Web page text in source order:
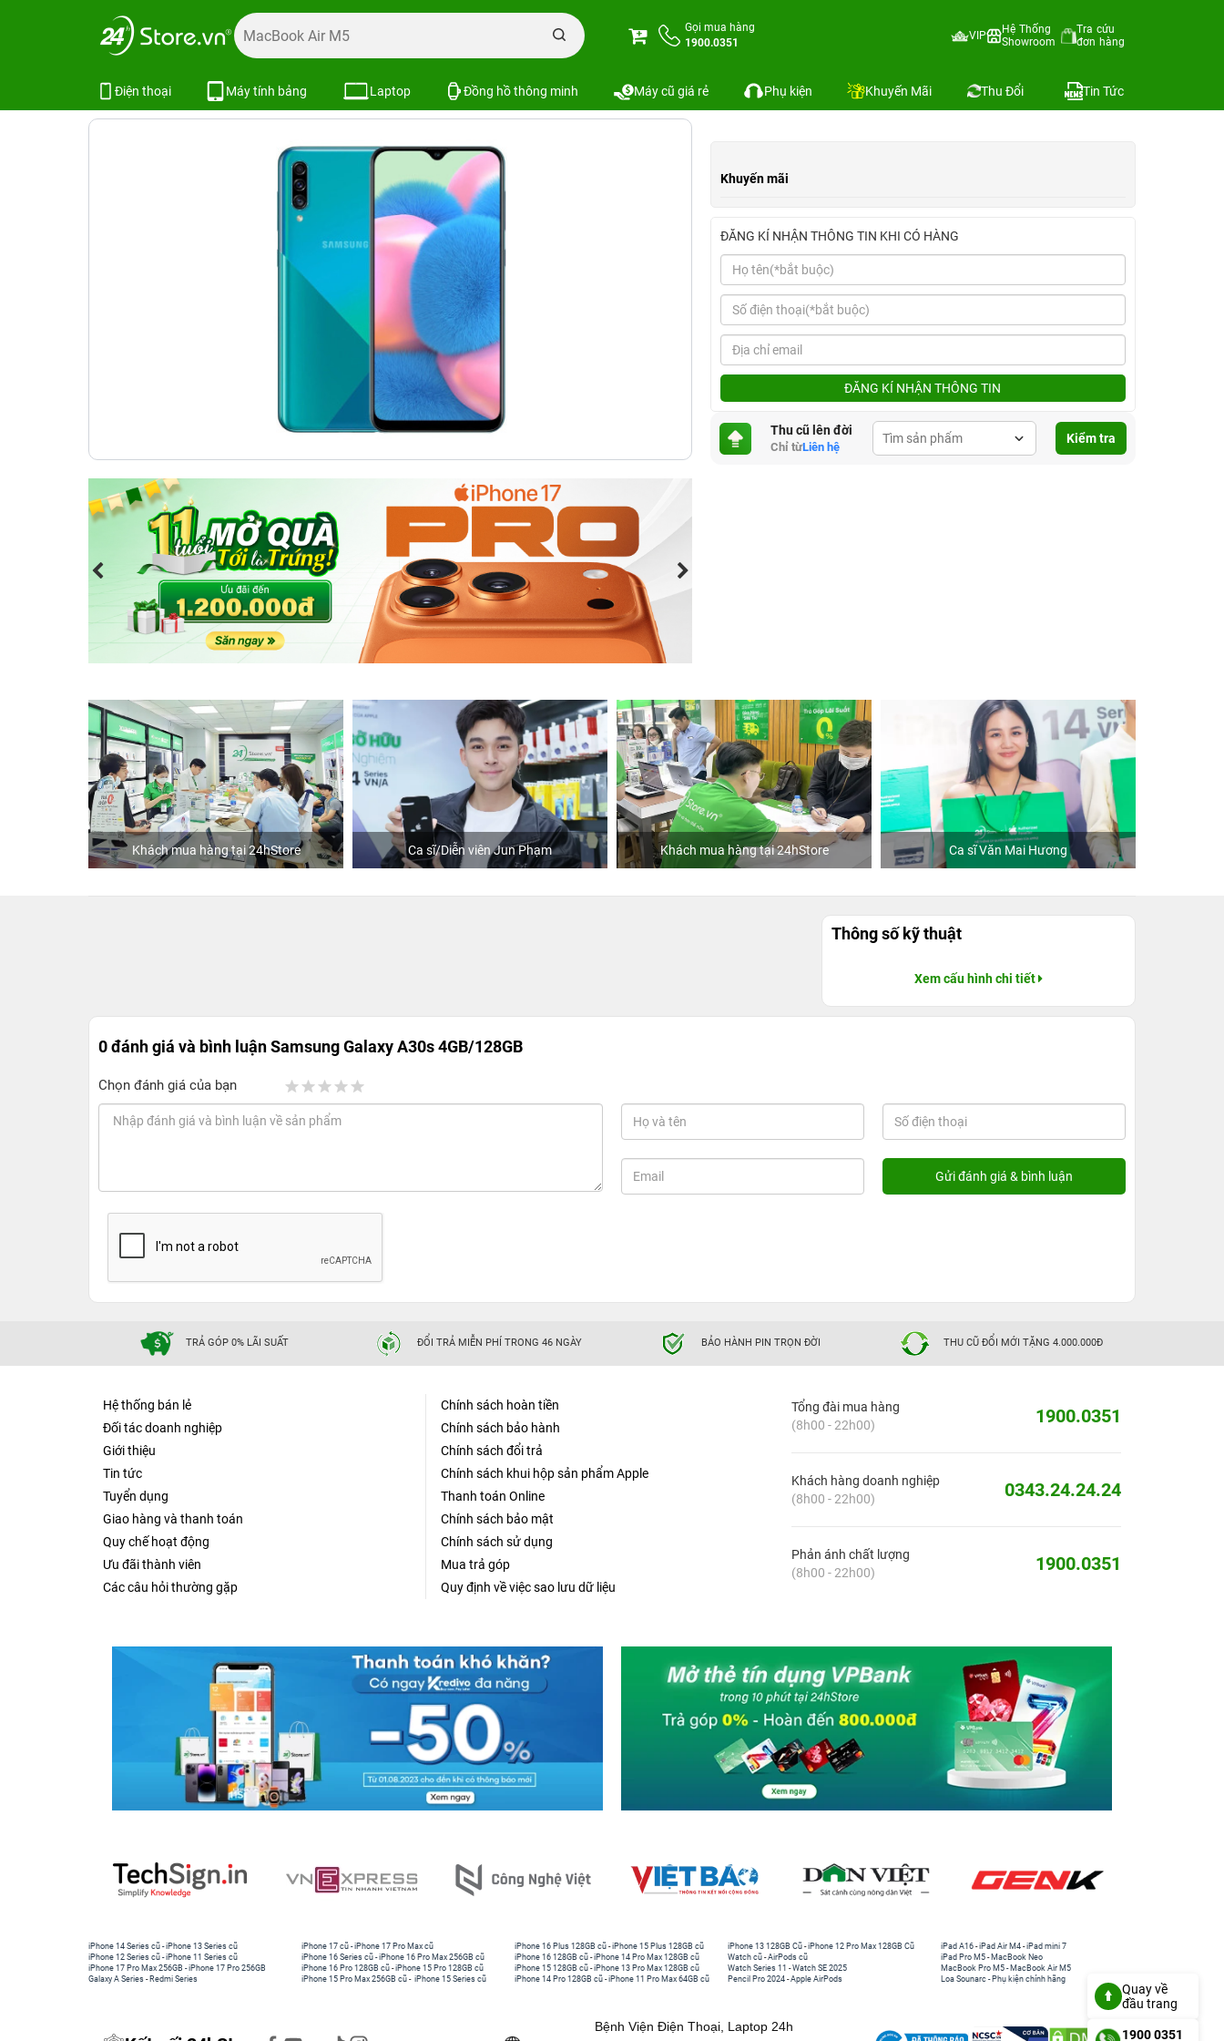
Gọi mua hàng
1900.0351
VIP
Hệ Thống
Showroom
Tra cứu
đơn hàng
Điện thoại Máy tính bảng Laptop Đồng hồ thông minh Máy cũ giá rẻ Phụ kiện Khuyến Mãi Thu Đổi Tin Tức
Trang chủ Samsung
Khuyến mãi
ĐĂNG KÍ NHẬN THÔNG TIN KHI CÓ HÀNG
ĐĂNG KÍ NHẬN THÔNG TIN
Thu cũ lên đời
Chỉ từLiên hệ
Kiểm tra
Khách mua hàng tại 24hStore Ca sĩ/Diễn viên Jun Phạm Khách mua hàng tại 24hStore Ca sĩ Văn Mai Hương
Thông số kỹ thuật
Xem cấu hình chi tiết
0 đánh giá và bình luậnSamsung Galaxy A30s 4GB/128GB
Chọn đánh giá của bạn
TRẢ GÓP 0% LÃI SUẤT ĐỔI TRẢ MIỄN PHÍ TRONG 46 NGÀY BẢO HÀNH PIN TRỌN ĐỜI THU CŨ ĐỔI MỚI TẶNG 4.000.000Đ
Hệ thống bán lẻ
Đối tác doanh nghiệp
Giới thiệu
Tin tức
Tuyển dụng
Giao hàng và thanh toán
Quy chế hoạt động
Ưu đãi thành viên
Các câu hỏi thường gặp
Chính sách hoàn tiền
Chính sách bảo hành
Chính sách đổi trả
Chính sách khui hộp sản phẩm Apple
Thanh toán Online
Chính sách bảo mật
Chính sách sử dụng
Mua trả góp
Quy định về việc sao lưu dữ liệu
Tổng đài mua hàng
(8h00 - 22h00)
1900.0351
Khách hàng doanh nghiệp
(8h00 - 22h00)
0343.24.24.24
Phản ánh chất lượng
(8h00 - 22h00)
1900.0351
iPhone 14 Series cũ -iPhone 13 Series cũ
iPhone 12 Series cũ -iPhone 11 Series cũ
iPhone 17 Pro Max 256GB -iPhone 17 Pro 256GB
Galaxy A Series - Redmi Series
iPhone 17 cũ -iPhone 17 Pro Max cũ
iPhone 16 Series cũ - iPhone 16 Pro Max 256GB cũ
iPhone 16 Pro 128GB cũ -iPhone 15 Pro 128GB cũ
iPhone 15 Pro Max 256GB cũ - iPhone 15 Series cũ
iPhone 16 Plus 128GB cũ -iPhone 15 Plus 128GB cũ
iPhone 16 128GB cũ -iPhone 14 Pro Max 128GB cũ
iPhone 15 128GB cũ -iPhone 13 Pro Max 128GB cũ
iPhone 14 Pro 128GB cũ -iPhone 11 Pro Max 64GB cũ
iPhone 13 128GB Cũ -iPhone 12 Pro Max 128GB Cũ
Watch cũ -AirPods cũ
Watch Series 11 -Watch SE 2025
Pencil Pro 2024 -Apple AirPods
iPad A16 -iPad Air M4 -iPad mini 7
iPad Pro M5 - MacBook Neo
MacBook Pro M5 - MacBook Air M5
Loa Sounarc - Phụ kiện chính hãng
Bệnh Viện Điện Thoại, Laptop 24h
Quay về
đầu trang
1900 0351